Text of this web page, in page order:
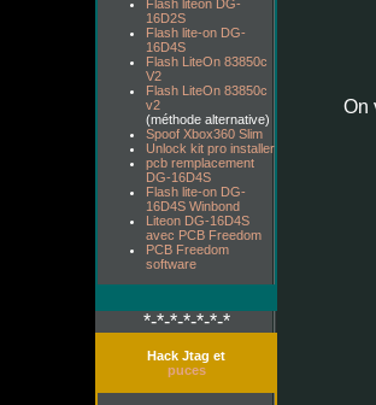
Flash liteon DG-
16D2S
Flash lite-on DG-
16D4S
Flash LiteOn 83850c
V2
Flash LiteOn 83850c
v2
(méthode alternative)
Spoof Xbox360 Slim
Unlock kit pro installer
pcb remplacement
DG-16D4S
Flash lite-on DG-
16D4S Winbond
Liteon DG-16D4S
avec PCB Freedom
PCB Freedom
software
*-*-*-*-*-*-*
Hack Jtag et
puces
On